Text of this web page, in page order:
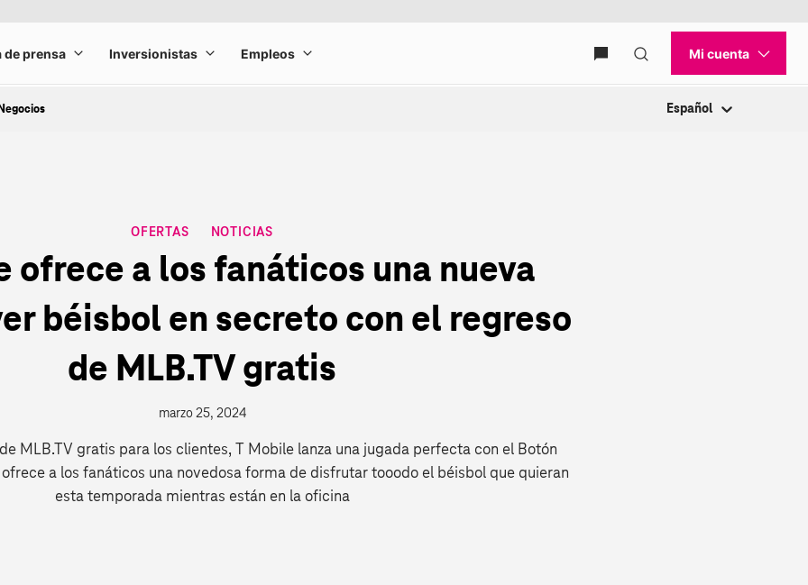
Negocios Español
OFERTAS NOTICIAS
ofrece a los fanáticos una nueva
béisbol en secreto con el regreso
de MLB.TV gratis
marzo 25, 2024
MLB.TV gratis para los clientes, T Mobile lanza una jugada perfecta con el Botón
a los fanáticos una novedosa forma de disfrutar tooodo el béisbol que quieran
esta temporada mientras están en la oficina